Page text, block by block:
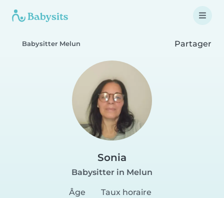
Babysitter Melun Partager
Sonia
Babysitter in Melun
Âge
Taux horaire